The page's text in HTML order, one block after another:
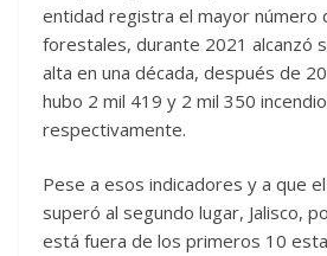
entidad registra el mayor número
forestales, durante 2021 alcanzó
alta en una década, después de
hubo 2 mil 419 y 2 mil 350
respectivamente.
Pese a esos indicadores y a que
superó al segundo lugar, Jalisco,
está fuera de los primeros 10